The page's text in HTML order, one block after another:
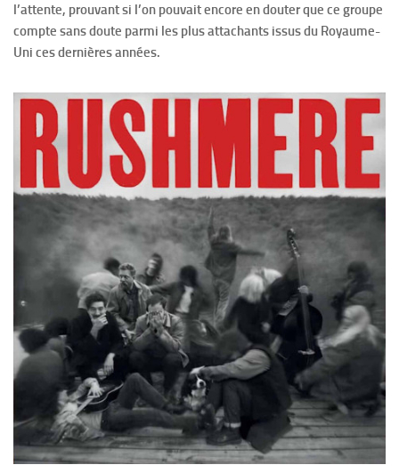
l’attente, prouvant si l’on pouvait encore en douter que ce groupe
compte sans doute parmi les plus attachants issus du Royaume-
Uni ces dernières années.